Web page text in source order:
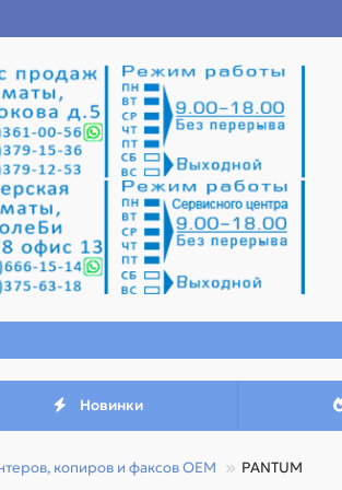
Новинки
копиров и факсов OEM PANTUM